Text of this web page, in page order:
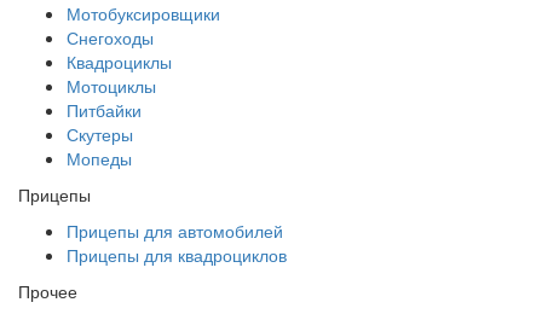
Мотобуксировщики
Снегоходы
Квадроциклы
Мотоциклы
Питбайки
Скутеры
Мопеды
Прицепы
Прицепы для автомобилей
Прицепы для квадроциклов
Прочее